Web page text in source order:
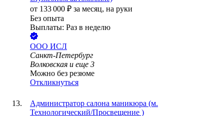
от 133 000 ₽ за месяц, на руки
Без опыта
Выплаты: Раз в неделю
ООО ИСЛ
Санкт-Петербург
Волковская и еще 3
Можно без резюме
Откликнуться
Администратор салона маникюра (м.
Технологический/Просвещение )